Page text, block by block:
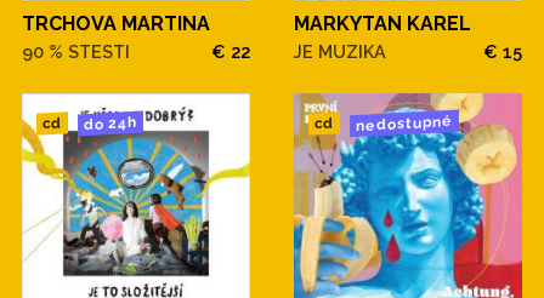
TRCHOVA MARTINA
90 % STESTI € 22
MARKYTAN KAREL
JE MUZIKA € 15
cd do 24h cd nedostupné